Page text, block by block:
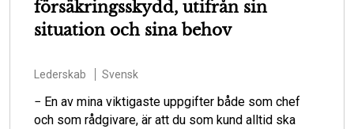
försäkringsskydd, utifrån sin
situation och sina behov
Lederskab Svensk
− En av mina viktigaste uppgifter både som chef
och som rådgivare, är att du som kund alltid ska